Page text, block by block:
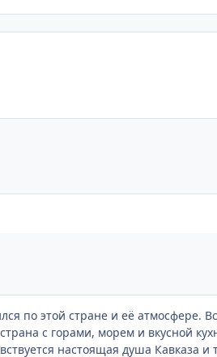
по этой стране и её
с горами, морем и вкусной
настоящая душа Кавказа